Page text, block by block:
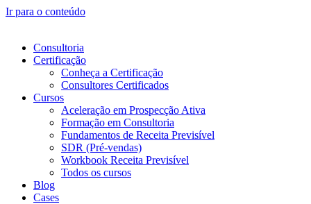
Ir para o conteúdo
Consultoria
Certificação
Conheça a Certificação
Consultores Certificados
Cursos
Aceleração em Prospecção Ativa
Formação em Consultoria
Fundamentos de Receita Previsível
SDR (Pré-vendas)
Workbook Receita Previsível
Todos os cursos
Blog
Cases